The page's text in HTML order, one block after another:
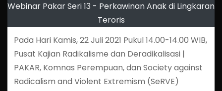
Webinar Pakar Seri 13 - Perkawinan Anak di Lingkaran
Teroris
Pada Hari Kamis, 22 Juli 2021 Pukul 14.00-14.00 WIB,
Pusat Kajian Radikalisme dan Deradikalisasi |
PAKAR, Komnas Perempuan, dan Society against
Radicalism and Violent Extremism (SeRVE)